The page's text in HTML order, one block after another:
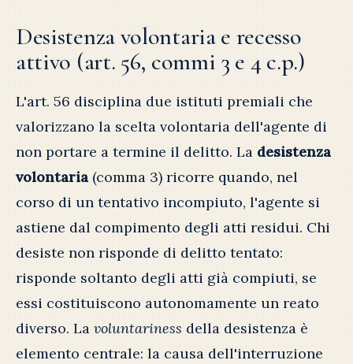
Desistenza volontaria e recesso
attivo (art. 56, commi 3 e 4 c.p.)
L'art. 56 disciplina due istituti premiali che
valorizzano la scelta volontaria dell'agente di
non portare a termine il delitto. La desistenza
volontaria (comma 3) ricorre quando, nel
corso di un tentativo incompiuto, l'agente si
astiene dal compimento degli atti residui. Chi
desiste non risponde di delitto tentato:
risponde soltanto degli atti già compiuti, se
essi costituiscono autonomamente un reato
diverso. La voluntariness della desistenza è
elemento centrale: la causa dell'interruzione